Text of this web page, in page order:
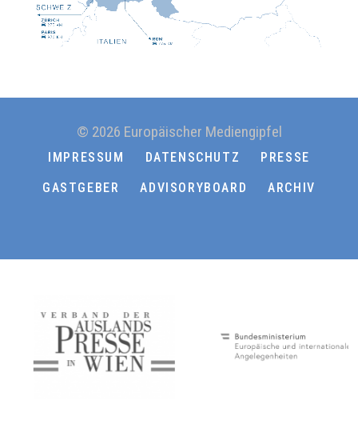
© 2026 Europäischer Mediengipfel
IMPRESSUM DATENSCHUTZ
PRESSE
GASTGEBER
ADVISORYBOARD ARCHIV